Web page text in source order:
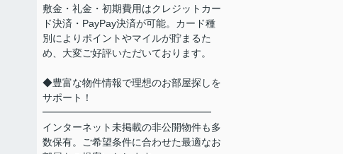
敷金・礼金・初期費用はクレジットカー
ド決済・PayPay決済が可能。カード種
別によりポイントやマイルが貯まるた
め、大変ご好評いただいております。
◆豊富な物件情報で理想のお部屋探しを
サポート！
━━━━━━━━━━━━━━━━━
インターネット未掲載の非公開物件も多
数保有。ご希望条件に合わせた最適なお